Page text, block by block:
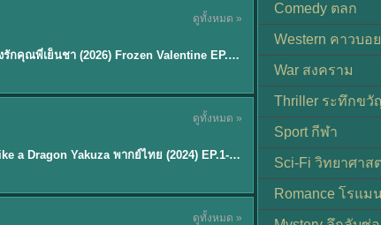
ดูทั้งหมด »
★8 ปิ๊งรักคุณพี่เย็นชา (2026) Frozen Valentine EP.1-10 (จบ)
ดูทั้งหมด »
★7 EP.6Like a Dragon Yakuza พากย์ไทย (2024) EP.1-6 (จบ)
ดูทั้งหมด »
Comedy ตลก
Western คาวบอ
War สงคราม
Thriller ระทึกขวั
Sport กีฬา
Sci-Fi วิทยาศาส
Romance โรแม